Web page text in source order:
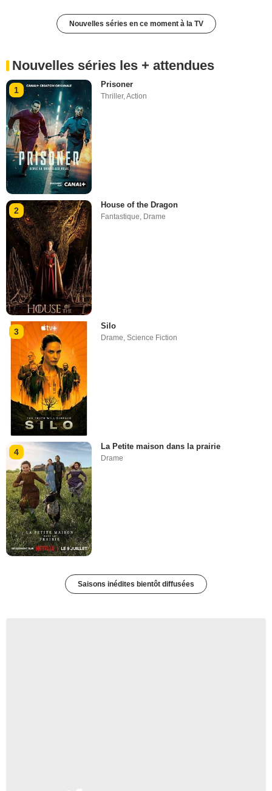
Nouvelles séries en ce moment à la TV
Nouvelles séries les + attendues
1
Prisoner
Thriller,Action
2
House of the Dragon
Fantastique, Drame
3
Silo
Drame ,Science Fiction
4
La Petite maison dans la prairie
Drame
Saisons inédites bientôt diffusées